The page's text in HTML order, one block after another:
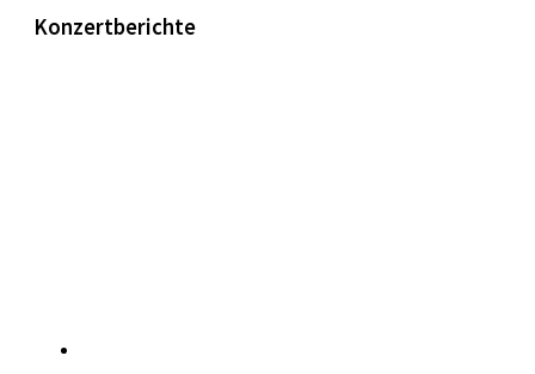
Konzertberichte